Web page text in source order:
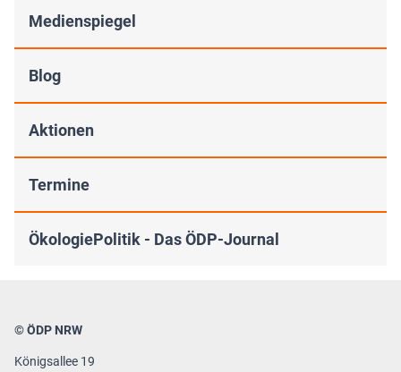
Medienspiegel
Blog
Aktionen
Termine
ÖkologiePolitik - Das ÖDP-Journal
© ÖDP NRW
Königsallee 19